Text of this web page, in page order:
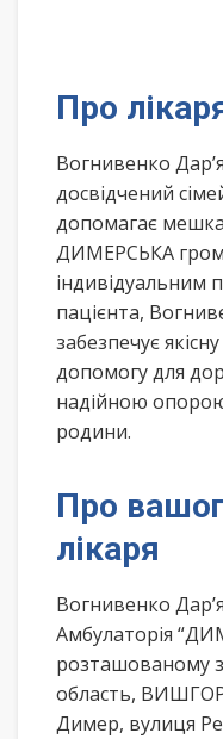
Про
Вогнивенко
досвідчений
допомагає
ДИМЕРСЬКА
індивідуальним
пацієнта,
забезпечує
допомогу для
надійною опорою
родини.
Про
лікаря
Вогнивенко
Амбулаторія
розташованому
область,
Димер, вулиця